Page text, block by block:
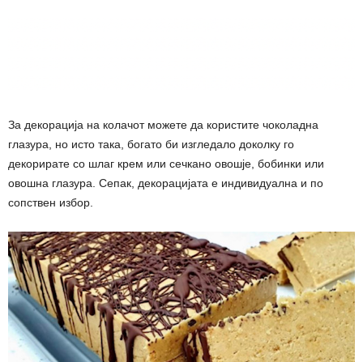
За декорација на колачот можете да користите чоколадна
глазура, но исто така, богато би изгледало доколку го
декорирате со шлаг крем или сечкано овошје, бобинки или
овошна глазура. Сепак, декорацијата е индивидуална и по
сопствен избор.